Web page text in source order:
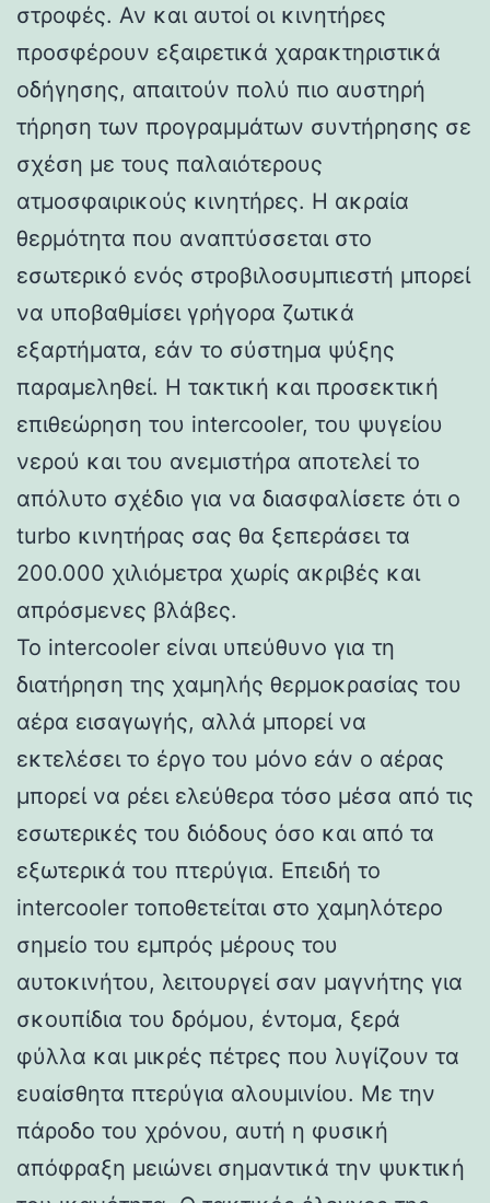
στροφές. Αν και αυτοί οι κινητήρες
προσφέρουν εξαιρετικά χαρακτηριστικά
οδήγησης, απαιτούν πολύ πιο αυστηρή
τήρηση των προγραμμάτων συντήρησης σε
σχέση με τους παλαιότερους
ατμοσφαιρικούς κινητήρες. Η ακραία
θερμότητα που αναπτύσσεται στο
εσωτερικό ενός στροβιλοσυμπιεστή μπορεί
να υποβαθμίσει γρήγορα ζωτικά
εξαρτήματα, εάν το σύστημα ψύξης
παραμεληθεί. Η τακτική και προσεκτική
επιθεώρηση του intercooler, του ψυγείου
νερού και του ανεμιστήρα αποτελεί το
απόλυτο σχέδιο για να διασφαλίσετε ότι ο
turbo κινητήρας σας θα ξεπεράσει τα
200.000 χιλιόμετρα χωρίς ακριβές και
απρόσμενες βλάβες.
Το intercooler είναι υπεύθυνο για τη
διατήρηση της χαμηλής θερμοκρασίας του
αέρα εισαγωγής, αλλά μπορεί να
εκτελέσει το έργο του μόνο εάν ο αέρας
μπορεί να ρέει ελεύθερα τόσο μέσα από τις
εσωτερικές του διόδους όσο και από τα
εξωτερικά του πτερύγια. Επειδή το
intercooler τοποθετείται στο χαμηλότερο
σημείο του εμπρός μέρους του
αυτοκινήτου, λειτουργεί σαν μαγνήτης για
σκουπίδια του δρόμου, έντομα, ξερά
φύλλα και μικρές πέτρες που λυγίζουν τα
ευαίσθητα πτερύγια αλουμινίου. Με την
πάροδο του χρόνου, αυτή η φυσική
απόφραξη μειώνει σημαντικά την ψυκτική